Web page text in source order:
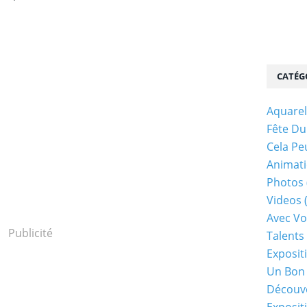
Publicité
Fête
Cela
Photos
Videos
Avec
Un